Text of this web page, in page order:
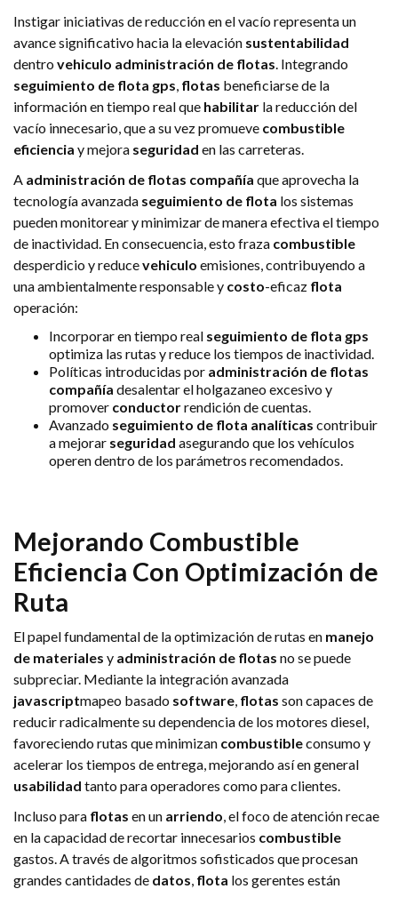
Instigar iniciativas de reducción en el vacío representa un
avance significativo hacia la elevación sustentabilidad
dentro vehiculo administración de flotas. Integrando
seguimiento de flota gps, flotas beneficiarse de la
información en tiempo real que habilitar la reducción del
vacío innecesario, que a su vez promueve combustible
eficiencia y mejora seguridad en las carreteras.
A administración de flotas compañía que aprovecha la
tecnología avanzada seguimiento de flota los sistemas
pueden monitorear y minimizar de manera efectiva el tiempo
de inactividad. En consecuencia, esto fraza combustible
desperdicio y reducevehiculo emisiones, contribuyendo a
una ambientalmente responsable y costo-eficaz flota
operación:
Incorporar en tiempo real seguimiento de flota gps
optimiza las rutas y reduce los tiempos de inactividad.
Políticas introducidas por administración de flotas
compañía desalentar el holgazaneo excesivo y
promover conductorrendición de cuentas.
Avanzado seguimiento de flota analíticas contribuir
a mejorar seguridad asegurando que los vehículos
operen dentro de los parámetros recomendados.
Mejorando Combustible
Eficiencia Con Optimización de
Ruta
El papel fundamental de la optimización de rutas en manejo
de materiales y administración de flotas no se puede
subpreciar. Mediante la integración avanzada
javascriptmapeo basado software, flotas son capaces de
reducir radicalmente su dependencia de los motores diesel,
favoreciendo rutas que minimizan combustibleconsumo y
acelerar los tiempos de entrega, mejorando así en general
usabilidad tanto para operadores como para clientes.
Incluso para flotas en un arriendo, el foco de atención recae
en la capacidad de recortar innecesarios combustible
gastos. A través de algoritmos sofisticados que procesan
grandes cantidades de datos, flota los gerentes están